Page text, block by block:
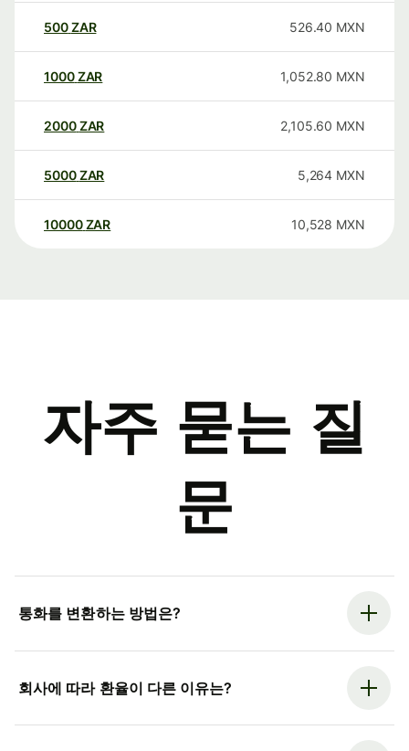
500ZAR 526.40 MXN
1000ZAR 1,052.80 MXN
2000ZAR 2,105.60 MXN
5000ZAR 5,264 MXN
10000 ZAR 10,528 MXN
자주 묻는 질
문
통화를 변환하는 방법은?
회사에 따라 환율이 다른 이유는?